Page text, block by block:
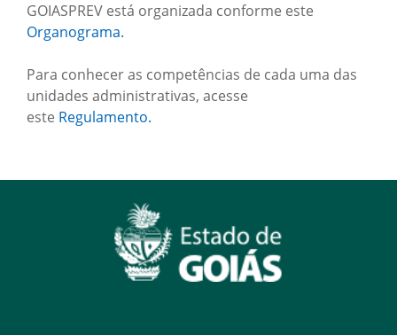
GOIASPREV está organizada conforme este
Organograma.
Para conhecer as competências de cada uma das
unidades administrativas, acesse
este Regulamento.